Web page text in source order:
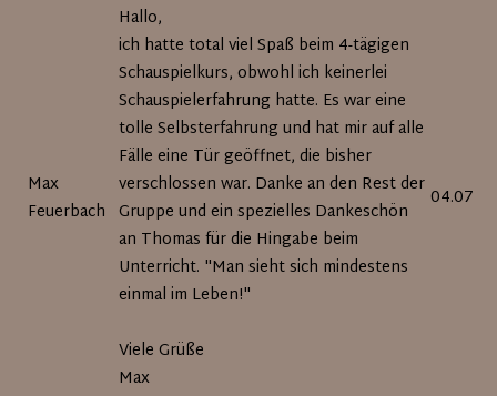
Max
Feuerbach
Hallo,
ich hatte total viel Spaß beim 4-tägigen
Schauspielkurs, obwohl ich keinerlei
Schauspielerfahrung hatte. Es war eine
tolle Selbsterfahrung und hat mir auf alle
Fälle eine Tür geöffnet, die bisher
verschlossen war. Danke an den Rest der
Gruppe und ein spezielles Dankeschön
an Thomas für die Hingabe beim
Unterricht. "Man sieht sich mindestens
einmal im Leben!"
Viele Grüße
Max